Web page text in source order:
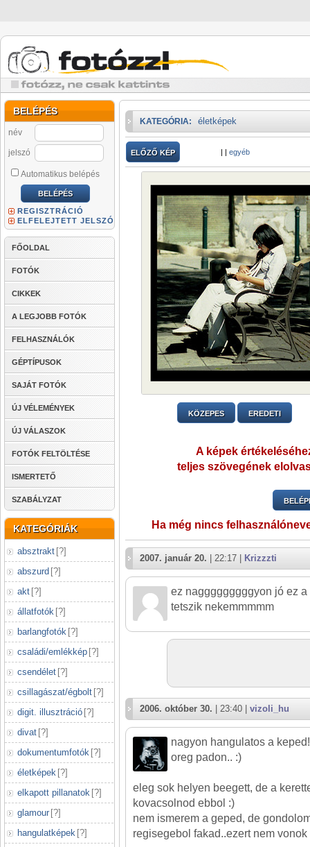
BELÉPÉS
név
jelszó
Automatikus belépés
REGISZTRÁCIÓ
ELFELEJTETT JELSZÓ
FŐOLDAL
FOTÓK
CIKKEK
A LEGJOBB FOTÓK
FELHASZNÁLÓK
GÉPTÍPUSOK
SAJÁT FOTÓK
ÚJ VÉLEMÉNYEK
ÚJ VÁLASZOK
FOTÓK FELTÖLTÉSE
ISMERTETŐ
SZABÁLYZAT
KATEGÓRIÁK
absztrakt [?]
abszurd [?]
akt [?]
állatfotók [?]
barlangfotók [?]
családi/emlékkép [?]
csendélet [?]
csillagászat/égbolt [?]
digit. illusztráció [?]
divat [?]
dokumentumfotók [?]
életképek [?]
elkapott pillanatok [?]
glamour [?]
hangulatképek [?]
KATEGÓRIA: életképek
ELŐZŐ KÉP | | egyéb
KÖZEPES EREDETI
A képek
teljes szövegének
Ha még nincs
2007. január 20. | 22:17 | Krizzzti
ez nagggggggggyon jó ez
tetszik nekemmmmm
2006. október 30. | 23:40 | vizoli_hu
nagyon hangulatos a
oreg padon.. :)
eleg sok helyen beegett, de a
kovacsolnod ebbol :)
nem ismerem a geped, de
regisegebol fakad..ezert nem vonok